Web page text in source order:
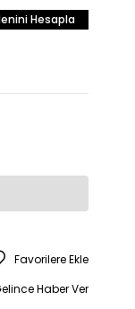
Hesapla
Favorilere Ekle
Haber Ver